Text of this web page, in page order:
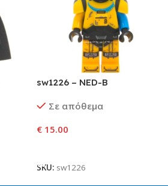
sw1226 – NED-B
Σε απόθεμα
€ 15.00
SKU: sw1226